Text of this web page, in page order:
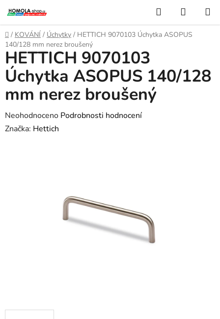
na
obsah
Hledat
KOŠÍK
Domů
/ KOVÁNÍ / Úchytky / HETTICH 9070103 Úchytka ASOPUS
140/128 mm nerez broušený
HETTICH 9070103
Úchytka ASOPUS 140/128
mm nerez broušený
Průměrné
hodnocení
Neohodnoceno Podrobnosti hodnocení
Značka: Hettich